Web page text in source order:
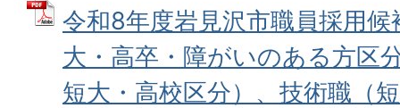
令和8年度岩見沢市職員採用
大・高卒・障がいのある方区
短大・高校区分）、技術職（